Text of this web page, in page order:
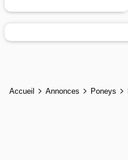
Accueil Annonces Poneys